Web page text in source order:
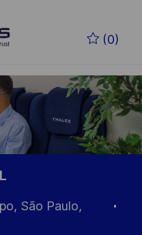
(0)
São Paulo,